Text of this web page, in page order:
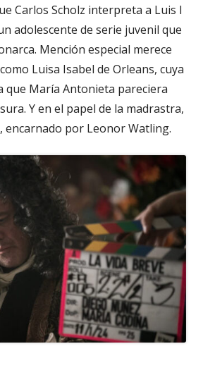
Carlos Scholz interpreta a Luis I
adolescente de serie juvenil que
Mención especial merece
Luisa Isabel de Orleans, cuya
que María Antonieta pareciera
Y en el papel de la madrastra,
encarnado por Leonor Watling.